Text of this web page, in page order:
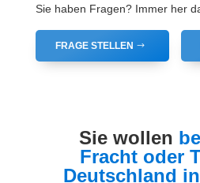
Sie haben Fragen? Immer her
FRAGE STELLEN
Sie wollen
Fracht oder
Deutschland